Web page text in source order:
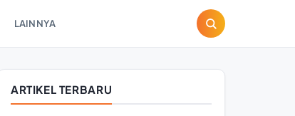
LAINNYA
ARTIKEL TERBARU